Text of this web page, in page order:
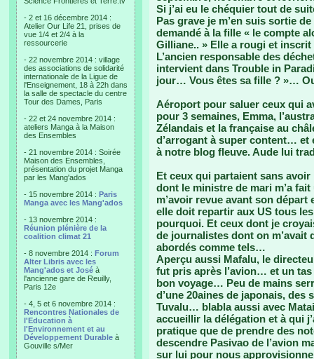
- 2 et 16 décembre 2014 :
Atelier Our Life 21, prises de
vue 1/4 et 2/4 à la
ressourcerie
- 22 novembre 2014 : village
des associations de solidarité
internationale de la Ligue de
l'Enseignement, 18 à 22h dans
la salle de spectacle du centre
Tour des Dames, Paris
- 22 et 24 novembre 2014 :
ateliers Manga à la Maison
des Ensembles
- 21 novembre 2014 : Soirée
Maison des Ensembles,
présentation du projet Manga
par les Mang'ados
- 15 novembre 2014 : Paris
Manga avec les Mang'ados
- 13 novembre 2014 :
Réunion plénière de la
coalition climat 21
- 8 novembre 2014 : Forum
Alter Libris avec les
Mang'ados et José à
l'ancienne gare de Reuilly,
Paris 12e
- 4, 5 et 6 novembre 2014 :
Rencontres Nationales de
l'Education à
l'Environnement et au
Développement Durable à
Gouville s/Mer
Si j’ai eu le chéquier tout de
Pas grave je m’en suis sortie
demandé à la fille « le compte
Gilliane.. » Elle a rougi et
L’ancien responsable des
intervient dans Trouble in
jour… Vous êtes sa fille ? »…
Aéroport pour saluer ceux qui
pour 3 semaines, Emma,
Zélandais et la française au
d’arrogant à super content…
à notre blog fleuve. Aude lui
Et ceux qui partaient sans
dont le ministre de mari m’a
m’avoir revue avant son
elle doit repartir aux US tous
pourquoi. Et ceux dont je
de journalistes dont on m’avait
abordés comme tels…
Aperçu aussi Mafalu, le
fut pris après l’avion… et un tas
bon voyage… Peu de mains
d’une 20aines de japonais,
Tuvalu… blabla aussi avec
accueillir la délégation et à qui
pratique que de prendre des
descendre Pasivao de l’avion
sur lui pour nous